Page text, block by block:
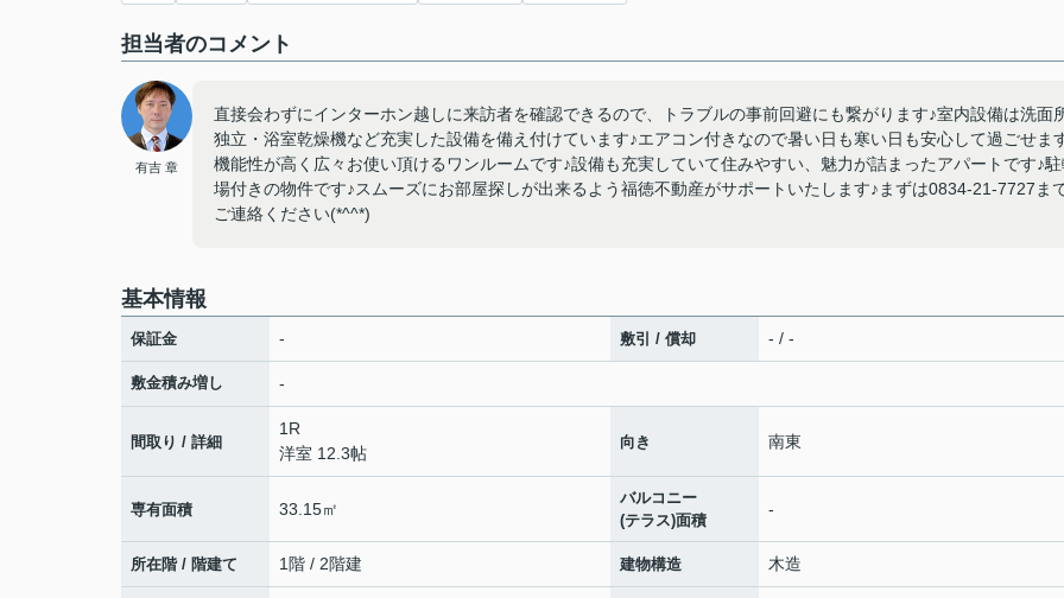
担当者のコメント
有吉 章
直接会わずにインターホン越しに来訪者を確認できるので、トラブルの事前回避にも繋がります♪室内設備は洗面
独立・浴室乾燥機など充実した設備を備え付けています♪エアコン付きなので暑い日も寒い日も安心して過ごせま
機能性が高く広々お使い頂けるワンルームです♪設備も充実していて住みやすい、魅力が詰まったアパートです♪駐
場付きの物件です♪スムーズにお部屋探しが出来るよう福徳不動産がサポートいたします♪まずは0834-21-7727ま
ご連絡ください(*^^*)
基本情報
保証金 - 敷引 / 償却 - / -
敷金積み増し -
間取り / 詳細
1R
洋室 12.3帖
向き 南東
専有面積 33.15㎡
バルコニー
(テラス)面積
-
所在階 / 階建て 1階 / 2階建 建物構造 木造